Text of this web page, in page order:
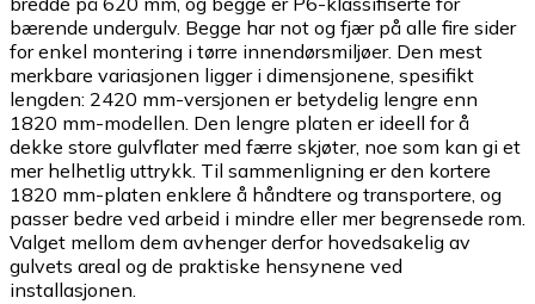
bærende undergulv. Begge har not og fjær på alle fire sider
for enkel montering i tørre innendørsmiljøer. Den mest
merkbare variasjonen ligger i dimensjonene, spesifikt
lengden: 2420 mm-versjonen er betydelig lengre enn
1820 mm-modellen. Den lengre platen er ideell for å
dekke store gulvflater med færre skjøter, noe som kan gi et
mer helhetlig uttrykk. Til sammenligning er den kortere
1820 mm-platen enklere å håndtere og transportere, og
passer bedre ved arbeid i mindre eller mer begrensede rom.
Valget mellom dem avhenger derfor hovedsakelig av
gulvets areal og de praktiske hensynene ved
installasjonen.